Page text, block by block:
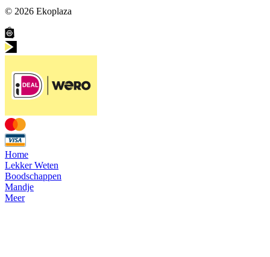
© 2026 Ekoplaza
Home
Lekker Weten
Boodschappen
Mandje
Meer